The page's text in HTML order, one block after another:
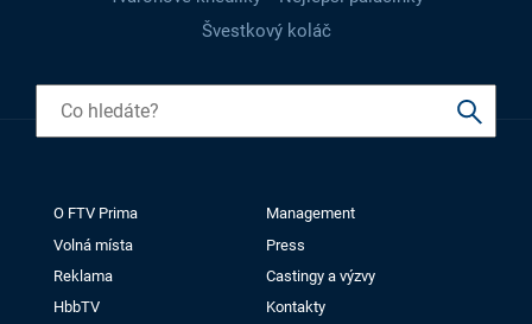
Švestkový koláč
O FTV Prima
Management
Volná místa
Press
Reklama
Castingy a výzvy
HbbTV
Kontakty